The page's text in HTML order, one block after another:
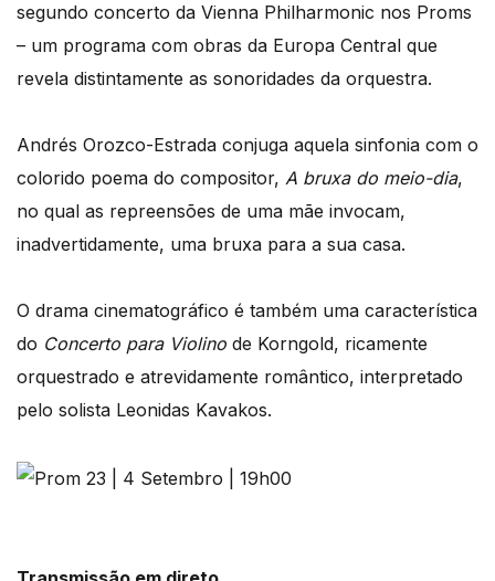
segundo concerto da Vienna Philharmonic nos Proms
– um programa com obras da Europa Central que
revela distintamente as sonoridades da orquestra.
Andrés Orozco-Estrada conjuga aquela sinfonia com o
colorido poema do compositor, A bruxa do meio-dia,
no qual as repreensões de uma mãe invocam,
inadvertidamente, uma bruxa para a sua casa.
O drama cinematográfico é também uma característica
do Concerto para Violino de Korngold, ricamente
orquestrado e atrevidamente romântico, interpretado
pelo solista Leonidas Kavakos.